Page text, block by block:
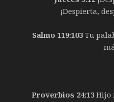
¡Despierta,
Salmo 119:103Tu
Proverbios 24:13Hijo